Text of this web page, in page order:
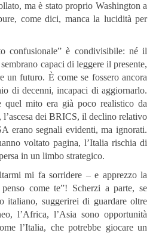
ma è stato proprio Washington a
come dici, manca la lucidità per
confusionale” è condivisibile: né il
capaci di leggere il presente,
un futuro. È come se fossero ancora
di decenni, incapaci di aggiornarlo.
mito era già poco realistico da
dei BRICS, il declino relativo
erano segnali evidenti, ma ignorati.
voltato pagina, l’Italia rischia di
in un limbo strategico.
mi fa sorridere – e apprezzo la
come te”! Scherzi a parte, se
italiano, suggerirei di guardare oltre
l’Africa, l’Asia sono opportunità
l’Italia, che potrebbe giocare un